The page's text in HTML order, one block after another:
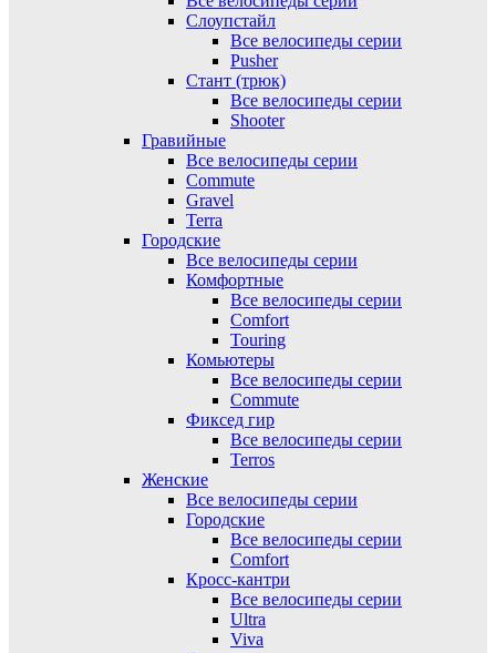
Слоупстайл
Все велосипеды серии
Pusher
Стант (трюк)
Все велосипеды серии
Shooter
Гравийные
Все велосипеды серии
Commute
Gravel
Terra
Городские
Все велосипеды серии
Комфортные
Все велосипеды серии
Comfort
Touring
Комьютеры
Все велосипеды серии
Commute
Фиксед гир
Все велосипеды серии
Terros
Женские
Все велосипеды серии
Городские
Все велосипеды серии
Comfort
Кросс-кантри
Все велосипеды серии
Ultra
Viva